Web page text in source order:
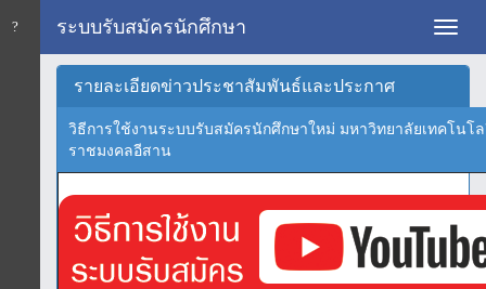
ระบบรับสมัครนักศึกษา
รายละเอียดข่าวประชาสัมพันธ์และประกาศ
วิธีการใช้งานระบบรับสมัครนักศึกษาใหม่ มหาวิทยาลัยเทคโนโ
ราชมงคลอีสาน